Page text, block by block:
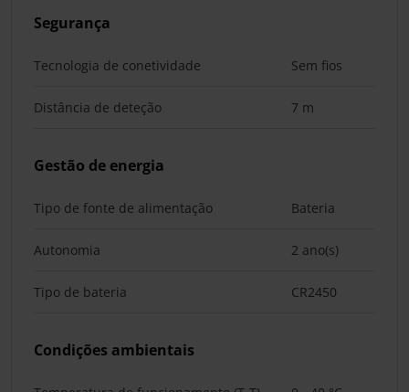
Segurança
Tecnologia de conetividade Sem fios
Distância de deteção 7 m
Gestão de energia
Tipo de fonte de alimentação Bateria
Autonomia 2 ano(s)
Tipo de bateria CR2450
Condições ambientais